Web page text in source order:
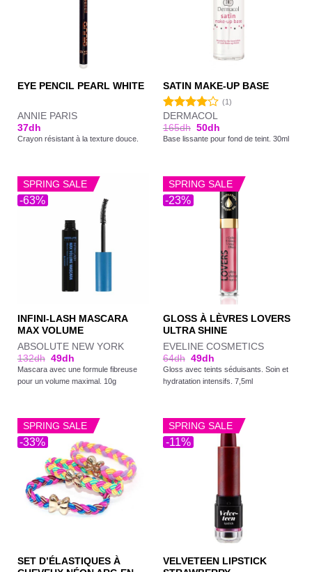
EYE PENCIL PEARL WHITE
ANNIE PARIS
37dh
Crayon résistant à la texture douce.
SATIN MAKE-UP BASE
Note
4.00sur
5
(1)
DERMACOL
165dh 50dh
Base lissante pour fond de teint. 30ml
-63%
SPRING SALE
INFINI-LASH MASCARA
MAX VOLUME
ABSOLUTE NEW YORK
132dh 49dh
Mascara avec une formule fibreuse
pour un volume maximal. 10g
-23%
SPRING SALE
GLOSS À LÈVRES LOVERS
ULTRA SHINE
EVELINE COSMETICS
64dh 49dh
Gloss avec teints séduisants. Soin et
hydratation intensifs. 7,5ml
-33%
SPRING SALE
SET D’ÉLASTIQUES À
-11%
SPRING SALE
VELVETEEN LIPSTICK